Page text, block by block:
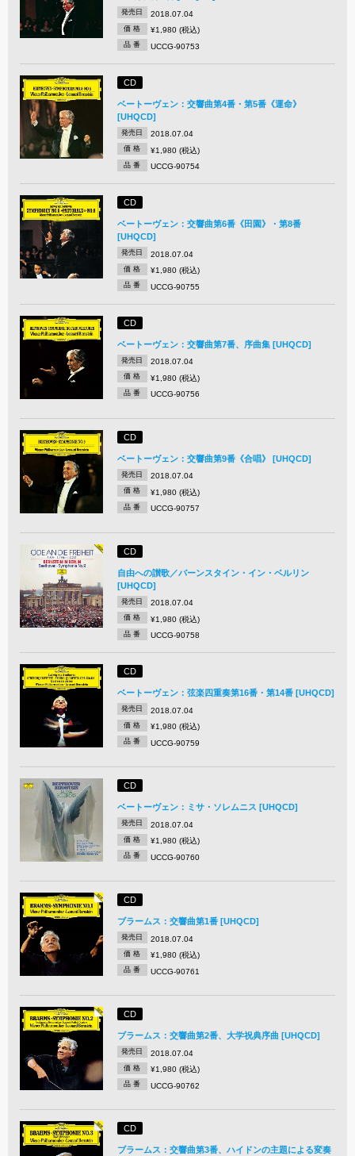
発売日 2018.07.04
価 格 ¥1,980 (税込)
品 番 UCCG-90753
CD
ベートーヴェン：交響曲第4番・第5番《運命》
[UHQCD]
発売日 2018.07.04
価 格 ¥1,980 (税込)
品 番 UCCG-90754
CD
ベートーヴェン：交響曲第6番《田園》・第8番
[UHQCD]
発売日 2018.07.04
価 格 ¥1,980 (税込)
品 番 UCCG-90755
CD
ベートーヴェン：交響曲第7番、序曲集 [UHQCD]
発売日 2018.07.04
価 格 ¥1,980 (税込)
品 番 UCCG-90756
CD
ベートーヴェン：交響曲第9番《合唱》 [UHQCD]
発売日 2018.07.04
価 格 ¥1,980 (税込)
品 番 UCCG-90757
CD
自由への讃歌／バーンスタイン・イン・ベルリン
[UHQCD]
発売日 2018.07.04
価 格 ¥1,980 (税込)
品 番 UCCG-90758
CD
ベートーヴェン：弦楽四重奏第16番・第14番 [UHQCD]
発売日 2018.07.04
価 格 ¥1,980 (税込)
品 番 UCCG-90759
CD
ベートーヴェン：ミサ・ソレムニス [UHQCD]
発売日 2018.07.04
価 格 ¥1,980 (税込)
品 番 UCCG-90760
CD
ブラームス：交響曲第1番 [UHQCD]
発売日 2018.07.04
価 格 ¥1,980 (税込)
品 番 UCCG-90761
CD
ブラームス：交響曲第2番、大学祝典序曲 [UHQCD]
発売日 2018.07.04
価 格 ¥1,980 (税込)
品 番 UCCG-90762
CD
ブラームス：交響曲第3番、ハイドンの主題による変奏